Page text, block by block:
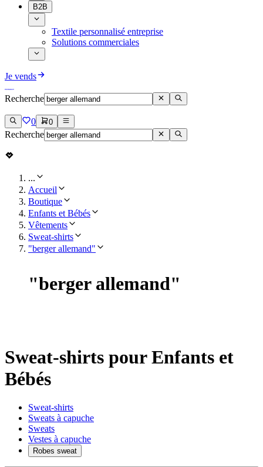
B2B
Textile personnalisé entreprise
Solutions commerciales
Je vends
Recherche
0 0
Recherche
...
Accueil
Boutique
Enfants et Bébés
Vêtements
Sweat-shirts
"berger allemand"
"berger allemand"
Sweat-shirts pour Enfants et
Bébés
Sweat-shirts
Sweats à capuche
Sweats
Vestes à capuche
Robes sweat